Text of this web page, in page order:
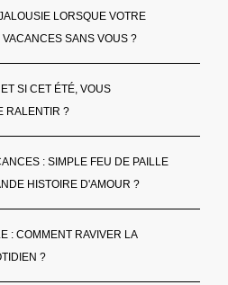
LORSQUE VOTRE
SANS VOUS ?
SI CET ÉTÉ, VOUS
RALENTIR ?
: SIMPLE FEU DE PAILLE
HISTOIRE D'AMOUR ?
: COMMENT RAVIVER LA
?